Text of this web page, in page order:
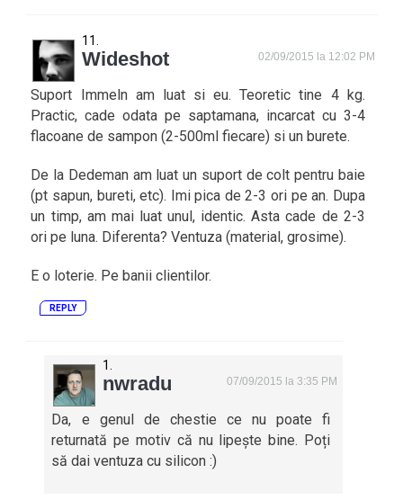
Wideshot 02/09/2015 la 12:02 PM
Suport Immeln am luat si eu. Teoretic tine 4 kg.
Practic, cade odata pe saptamana, incarcat cu 3-4
flacoane de sampon (2-500ml fiecare) si un burete.
De la Dedeman am luat un suport de colt pentru baie
(pt sapun, bureti, etc). Imi pica de 2-3 ori pe an. Dupa
un timp, am mai luat unul, identic. Asta cade de 2-3
ori pe luna. Diferenta? Ventuza (material, grosime).
E o loterie. Pe banii clientilor.
REPLY
nwradu 07/09/2015 la 3:35 PM
Da, e genul de chestie ce nu poate fi
returnată pe motiv că nu lipește bine. Poți
să dai ventuza cu silicon :)